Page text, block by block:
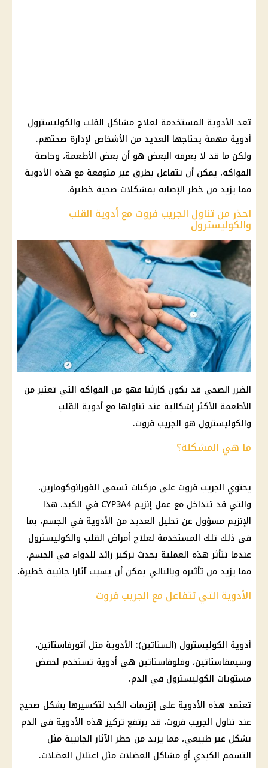
تعد الأدوية المستخدمة لعلاج مشاكل القلب والكوليسترول
أدوية مهمة يحتاجها العديد من الأشخاص لإدارة صحتهم.
ولكن ما قد لا يعرفه البعض هو أن بعض الأطعمة، وخاصة
الفواكه، يمكن أن تتفاعل بطرق غير متوقعة مع هذه الأدوية
مما يزيد من خطر الإصابة بمشكلات صحية خطيرة.
احذر من تناول الجريب فروت مع أدوية القلب
والكوليسترول
الضرر الصحي قد يكون كارثيا فهو من الفواكه التي تعتبر من
الأطعمة الأكثر إشكالية عند تناولها مع أدوية القلب
والكوليسترول هو الجريب فروت.
ما هي المشكلة؟
يحتوي الجريب فروت على مركبات تسمى الفورانوكومارين،
والتي قد تتداخل مع عمل إنزيم CYP3A4 في الكبد. هذا
الإنزيم مسؤول عن تحليل العديد من الأدوية في الجسم، بما
في ذلك تلك المستخدمة لعلاج أمراض القلب والكوليسترول
عندما تتأثر هذه العملية يحدث تركيز زائد للدواء في الجسم،
مما يزيد من تأثيره وبالتالي يمكن أن يسبب آثارا جانبية خطيرة.
الأدوية التي تتفاعل مع الجريب فروت
أدوية الكوليسترول (الستاتين): الأدوية مثل أتورفاستاتين،
وسيمفاستاتين، وفلوفاستاتين هي أدوية تستخدم لخفض
مستويات الكوليسترول في الدم.
تعتمد هذه الأدوية على إنزيمات الكبد لتكسيرها بشكل صحيح
عند تناول الجريب فروت، قد يرتفع تركيز هذه الأدوية في الدم
بشكل غير طبيعي، مما يزيد من خطر الآثار الجانبية مثل
التسمم الكبدي أو مشاكل العضلات مثل اعتلال العضلات.